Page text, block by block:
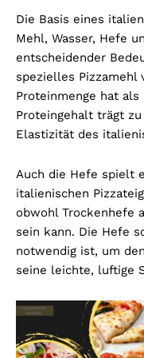
Die Basis eines
Mehl, Wasser, Hefe
entscheidender
spezielles Pizzamehl
Proteinmenge hat
Proteingehalt trägt
Elastizität des
Auch die Hefe spielt
italienischen
obwohl Trockenhefe
sein kann. Die Hefe
notwendig ist, um
seine leichte, luftige